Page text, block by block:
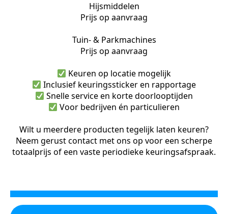
Hijsmiddelen
Prijs op aanvraag
Tuin- & Parkmachines
Prijs op aanvraag
Keuren op locatie mogelijk
Inclusief keuringssticker en rapportage
Snelle service en korte doorlooptijden
Voor bedrijven én particulieren
Wilt u meerdere producten tegelijk laten keuren?
Neem gerust contact met ons op voor een scherpe
totaalprijs of een vaste periodieke keuringsafspraak.